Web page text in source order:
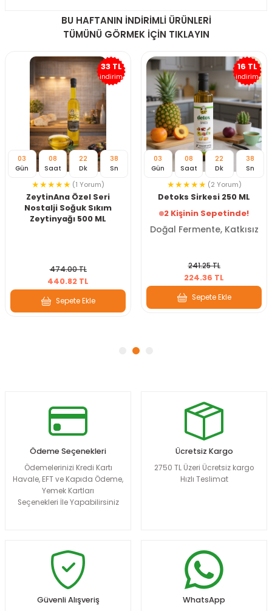
BU HAFTANIN İNDİRİMLİ ÜRÜNLERİ
TÜMÜNÜ GÖRMEK İÇİN TIKLAYIN
33 TL
indirim
03
Gün
08
Saat
22
Dk
38
Sn
(1 Yorum)
ZeytinAna Özel Seri
Nostalji Soğuk Sıkım
Zeytinyağı 500 ML
474.00 TL
440.82 TL
Sepete Ekle
16 TL
indirim
03
Gün
08
Saat
22
Dk
38
Sn
(2 Yorum)
Detoks Sirkesi 250 ML
2 Kişinin Sepetinde!
Doğal Fermente, Katkısız
241.25 TL
224.36 TL
Sepete Ekle
Ödeme Seçenekleri
Ödemelerinizi Kredi Kartı
Havale, EFT ve Kapıda Ödeme,
Yemek Kartları
Seçenekleri İle Yapabilirsiniz
Ücretsiz Kargo
2750 TL Üzeri Ücretsiz kargo
Hızlı Teslimat
Güvenli Alışveriş WhatsApp